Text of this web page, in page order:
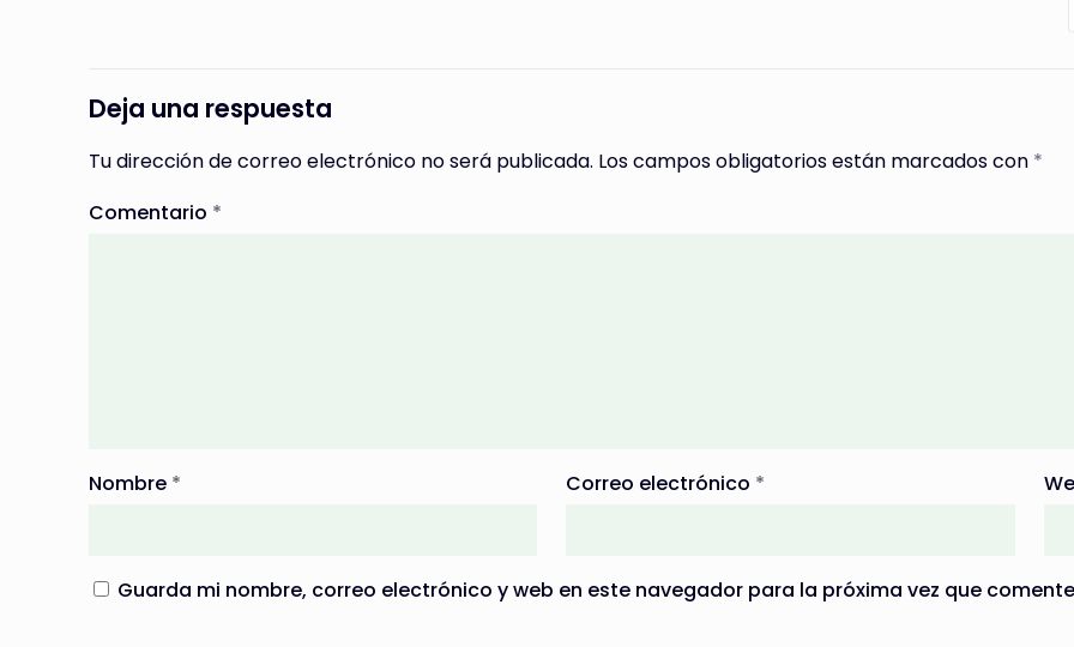
Deja una respuesta
Tu dirección de correo electrónico no será publicada. Los campos obligatorios están marcados con *
Comentario *
Nombre * Correo electrónico *
Guarda mi nombre, correo electrónico y web en este navegador para la próxima vez que